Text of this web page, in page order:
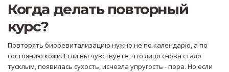
Когда делать повторный
курс?
Повторять биоревитализацию нужно не по календарю, а по
состоянию кожи. Если вы чувствуете, что лицо снова стало
тусклым, появилась сухость, исчезла упругость - пора. Но если